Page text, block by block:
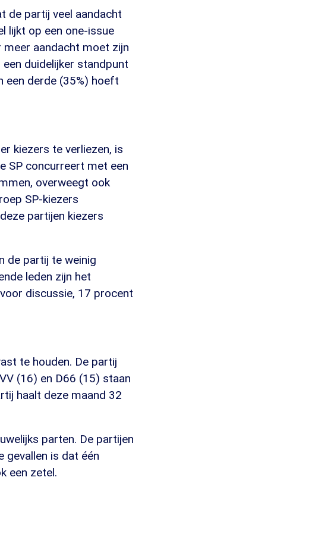
de partij veel aandacht
lijkt op een one-issue
meer aandacht moet zijn
duidelijker standpunt
een derde (35%) hoeft
kiezers te verliezen, is
SP concurreert met een
overweegt ook
SP-kiezers
partijen kiezers
de partij te weinig
leden zijn het
discussie, 17 procent
te houden. De partij
(16) en D66 (15) staan
haalt deze maand 32
parten. De partijen
gevallen is dat één
een zetel.